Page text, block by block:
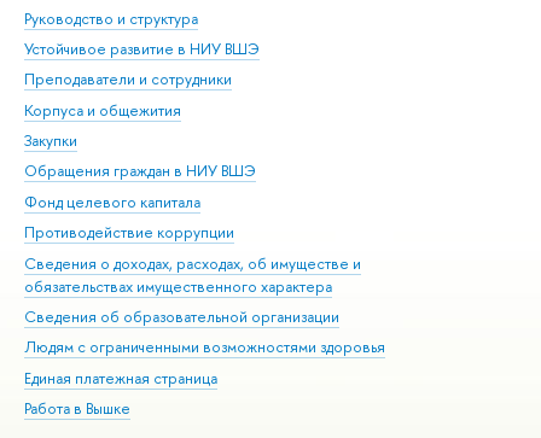
Руководство и структура
Устойчивое развитие в НИУ ВШЭ
Преподаватели и сотрудники
Корпуса и общежития
Закупки
Обращения граждан в НИУ ВШЭ
Фонд целевого капитала
Противодействие коррупции
Сведения о доходах, расходах, об имуществе и
обязательствах имущественного характера
Сведения об образовательной организации
Людям с ограниченными возможностями здоровья
Единая платежная страница
Работа в Вышке